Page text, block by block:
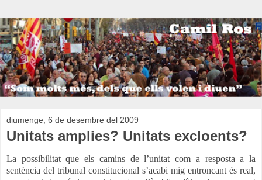
diumenge, 6 de desembre del 2009
Unitats amplies? Unitats excloents?
La possibilitat que els camins de l’unitat com a resposta a la
sentència del tribunal constitucional s’acabi mig entroncant és real,